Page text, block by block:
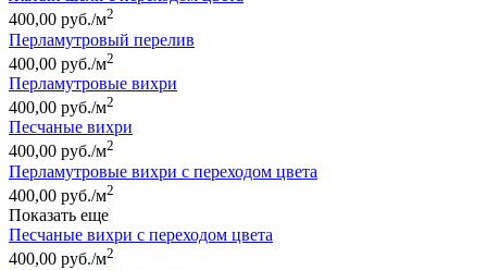
400,00 руб./м2
Перламутровый перелив
400,00 руб./м2
Перламутровые вихри
400,00 руб./м2
Песчаные вихри
400,00 руб./м2
Перламутровые вихри с переходом цвета
400,00 руб./м2
Показать еще
Песчаные вихри с переходом цвета
400,00 руб./м2